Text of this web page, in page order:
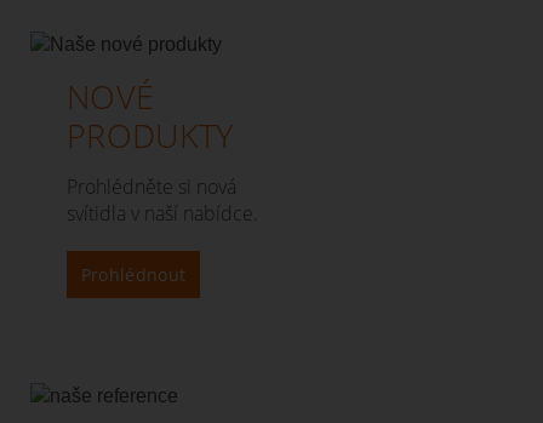
NOVÉ
PRODUKTY
Prohlédněte si nová
svítidla v naší nabídce.
Prohlédnout